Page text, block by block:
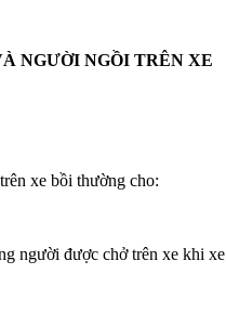
NGƯỜI NGỒI TRÊN XE
xe bồi thường cho:
người được chở trên xe khi xe